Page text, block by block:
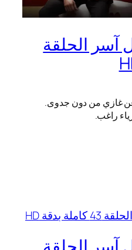
الحلقة
غازي من دون جدوى.
راغب.